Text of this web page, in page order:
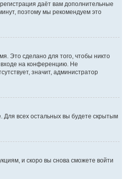
даёт вам дополнительные
поэтому мы рекомендуем это
Это сделано для того, чтобы никто
входе на конференцию. Не
значит, администратор
Для всех остальных вы будете скрытым
и скоро вы снова сможете войти